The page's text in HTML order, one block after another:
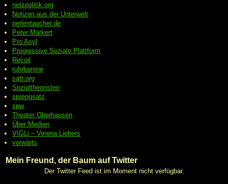
netzpolitik.org
Notizen aus der Unterwelt
perlentaucher.de
Peter Märkert
Pro Asyl
ProgressiveSoziale Plattform
Recoil
ruhrbarone
satt.org
Sozialtheoristen
sprengsatz
spw
Theater Oberhausen
Über Medien
VIGLi – Verena Liebers
vorwärts
Mein Freund, der Baum auf Twitter
Der Twitter Feed ist im Moment nicht verfügbar.